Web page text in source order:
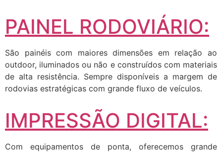
PAINEL RODOVIÁRIO:
São painéis com maiores dimensões em relação ao
outdoor, iluminados ou não e construídos com materiais
de alta resistência. Sempre disponíveis a margem de
rodovias estratégicas com grande fluxo de veículos.
IMPRESSÃO DIGITAL:
Com equipamentos de ponta, oferecemos grande